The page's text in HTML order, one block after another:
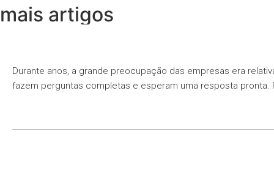
mais artigos
Durante anos, a grande preocupação das empresas era
fazem perguntas completas e esperam uma resposta